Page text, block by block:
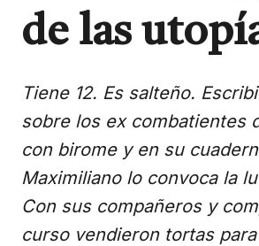
de las
Tiene 12. Es salteño.
sobre los ex combatientes
con birome y en su
Maximiliano lo convoca la
Con sus compañeros y
curso vendieron tortas